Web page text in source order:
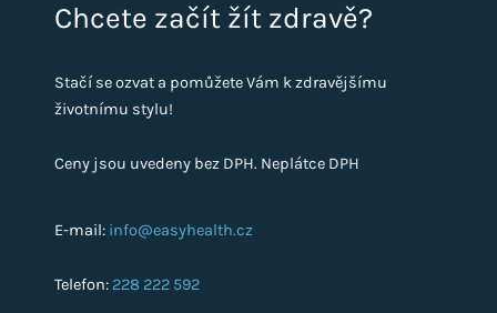
Chcete začít žít zdravě?
Stačí se ozvat a pomůžete Vám k zdravějšímu
životnímu stylu!
Ceny jsou uvedeny bez DPH. Neplátce DPH
E-mail: info@easyhealth.cz
Telefon: 228 222 592